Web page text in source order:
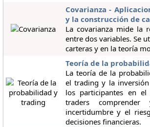
Covarianza -
y la construcción de
La covarianza mide la
entre dos variables. Se
carteras y en la teoría
Teoría de la
La teoría de la
el trading y la
los participantes en
traders
incertidumbre y el
decisiones financieras.